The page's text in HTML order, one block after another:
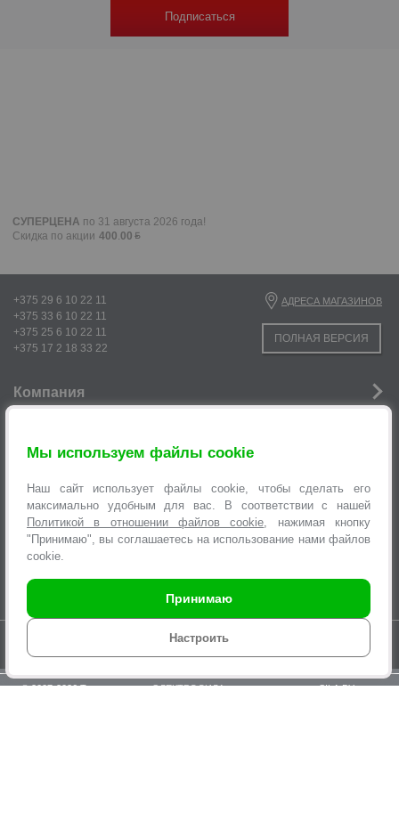
Подписаться
Мы используем файлы cookie
Наш сайт использует файлы cookie, чтобы сделать его
максимально удобным для вас. В соответствии с нашей
Политикой в отношении файлов cookie, нажимая кнопку
"Принимаю", вы соглашаетесь на использование нами файлов
cookie.
Настроить
Принимаю
СУПЕРЦЕНА по 31 августа 2026 года!
Скидка по акции 400.00
+375 29 6 10 22 11
+375 33 6 10 22 11
+375 25 6 10 22 11
+375 17 2 18 33 22
АДРЕСА МАГАЗИНОВ
ПОЛНАЯ ВЕРСИЯ
Компания
Информация
Оформление заявок
Время работы интернет-магазина с 9.00 до 21.00 без выходных
© 2007-2026 Торговая сеть «ЭЛЕКТРОСИЛА», интернет-магазин SILA.BY,